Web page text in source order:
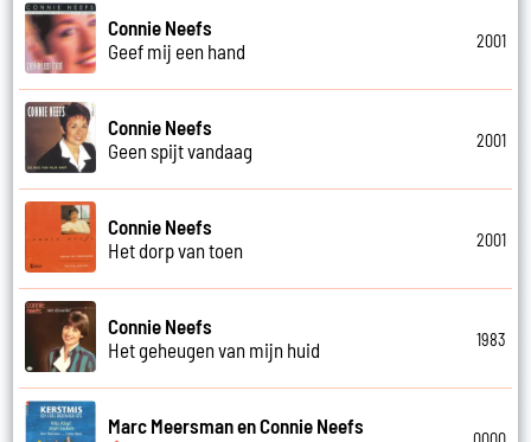
Connie Neefs
Geef mij een hand
2001
Connie Neefs
Geen spijt vandaag
2001
Connie Neefs
Het dorp van toen
2001
Connie Neefs
Het geheugen van mijn huid
1983
Marc Meersman en Connie Neefs